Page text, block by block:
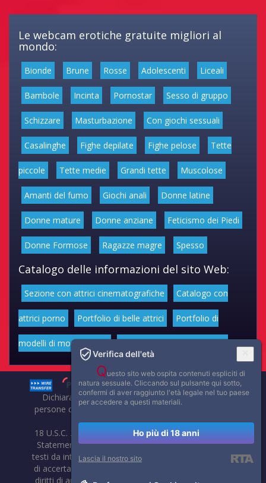
Le webcam erotiche gratuite migliori al
mondo:
Bionde Brune Rosse Adolescenti Liceali
Bambole Incinta Pornostar Sesso di gruppo
Schizzare Masturbazione Con giochi sessuali
Casalinghe Fighe depilate Fighe pelose Tette
piccole Tette medie Grandi tette Muscolose
Amanti del fumo Giochi anali Donne latine
Donne mature Donne anziane Feticismo dei Piedi
Donne Formose Ragazze magre Spesso
Catalogo delle informazioni del sito Web:
Sezione con attrici cinematografiche Catalogo con
attrici porno Portfolio di belle attrici Portfolio di
modelli di moda volgari Affascinanti star dello sport
Dichiarazione di non responsabilità: tutti i membri e le
persone che compaiono su questo sito hanno almeno 18
anni.
18 U.S.C. 2257 Record-Keeping Requirements Compliance
Statement. Affaritaliani, prima di pubblicare foto, video o
testi da internet, compie tutte le opportune verifiche al fine
di accertarne il libero regime di circolazione e non violare i
diritti di autore o altri diritti esclusivi di terzi. Per segnalare
Verifica dell'età
Questo sito web ospita contenuti espliciti di
natura sessuale. Cliccando sul pulsante qui sotto,
confermi di aver raggiunto l'età legale nel tuo paese
per accedere a questi materiali.
Ho più di 18 anni
Lascia il nostro sito